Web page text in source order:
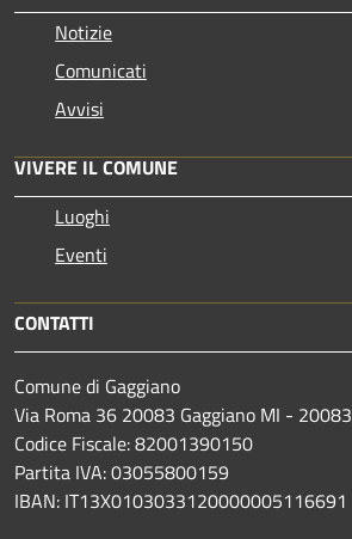
Notizie
Comunicati
Avvisi
VIVERE IL COMUNE
Luoghi
Eventi
CONTATTI
Comune di Gaggiano
Via Roma 36 20083 Gaggiano MI - 20083
Codice Fiscale: 82001390150
Partita IVA: 03055800159
IBAN: IT13X0103033120000005116691